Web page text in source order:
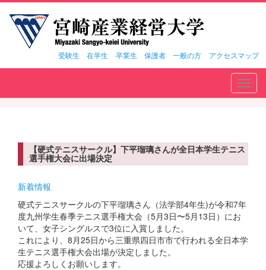
受験生 在学生 卒業生 保護者 一般の方 アクセスマップ
【硬式テニスサークル】下平瑠璃さんが全日本学生テニス
選手権大会に出場決定
新着情報
硬式テニスサークルの下平瑠璃さん（法学部4年生)が令和7年
度九州学生春季テニス選手権大会（5月3日〜5月13日）にお
いて、女子シングルスで3位に入賞しました。
これにより、8月25日から三重県四日市市で行われる全日本学
生テニス選手権大会出場が決定しました。
応援よろしくお願いします。